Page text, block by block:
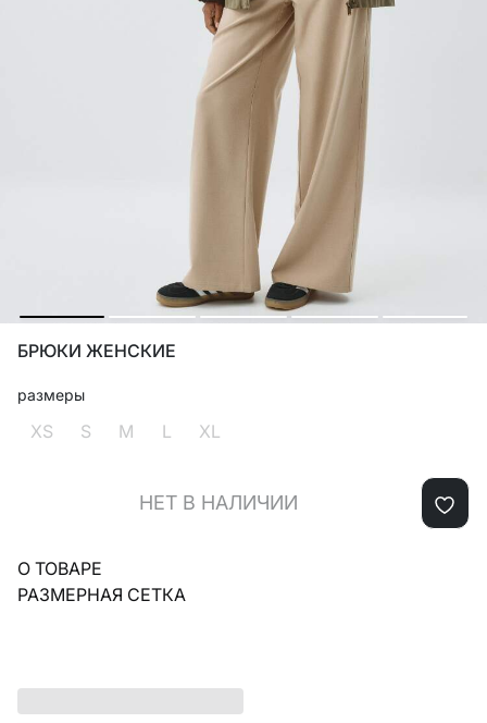
БРЮКИ ЖЕНСКИЕ
размеры
XS S M L XL
НЕТ В НАЛИЧИИ
О ТОВАРЕ
РАЗМЕРНАЯ СЕТКА